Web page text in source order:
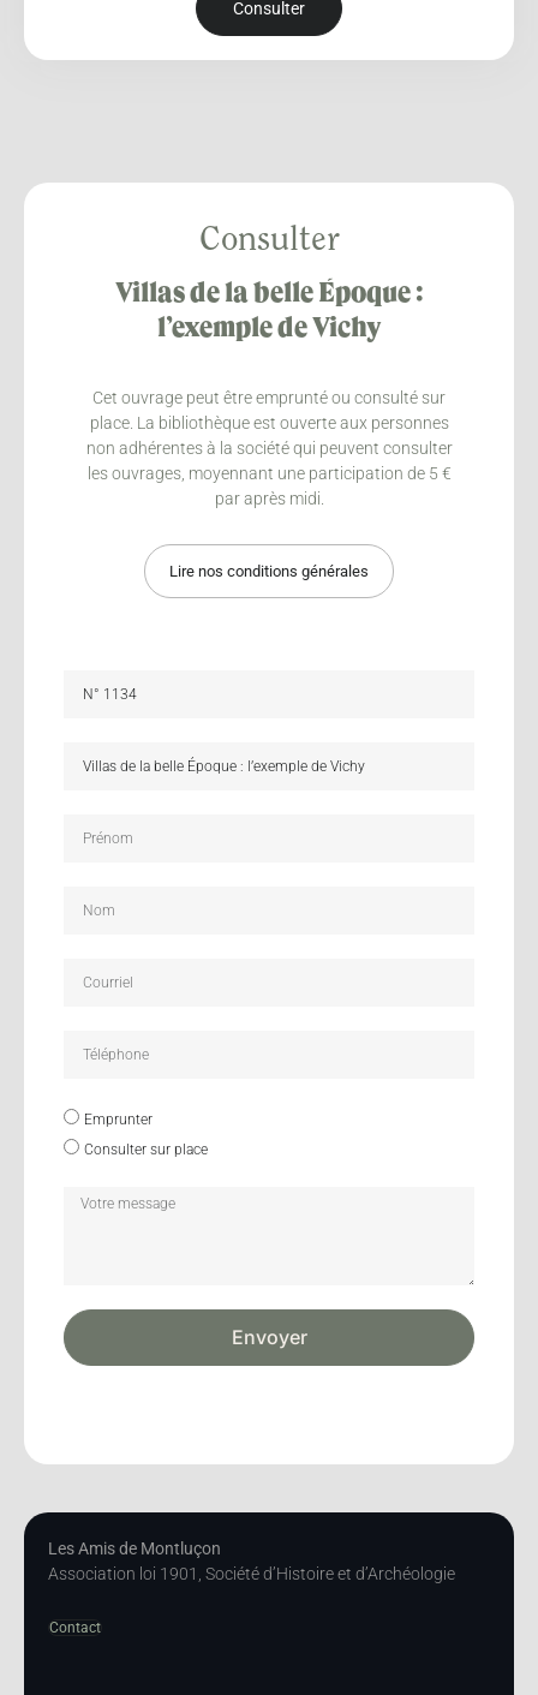
Consulter
Consulter
Villas de la belle Époque :
l’exemple de Vichy
Cet ouvrage peut être emprunté ou consulté sur
place. La bibliothèque est ouverte aux personnes
non adhérentes à la société qui peuvent consulter
les ouvrages, moyennant une participation de 5 €
par après midi.
Lire nos conditions générales
Emprunter
Consulter sur place
Envoyer
Les Amis de Montluçon
Association loi 1901, Société d’Histoire et d’Archéologie
Contact